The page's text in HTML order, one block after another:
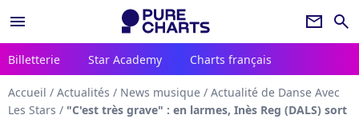
menu newsletter search
Billetterie Star Academy Charts français
Accueil / Actualités / News musique / Actualité de Danse Avec
Les Stars / "C'est très grave" : en larmes, Inès Reg (DALS) sort